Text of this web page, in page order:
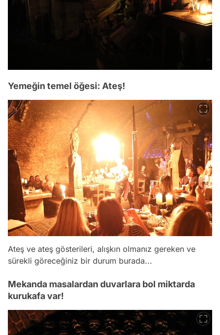
Yemeğin temel öğesi: Ateş!
Ateş ve ateş gösterileri, alışkın olmanız gereken ve
sürekli göreceğiniz bir durum burada...
Mekanda masalardan duvarlara bol miktarda
kurukafa var!